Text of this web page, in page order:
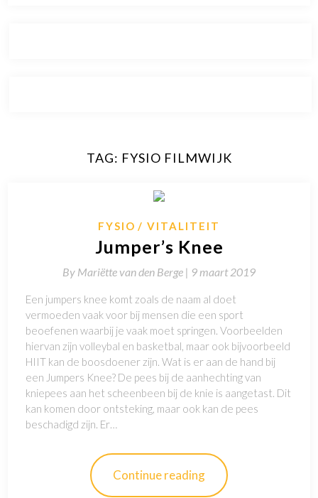
TAG: FYSIO FILMWIJK
FYSIO VITALITEIT
Jumper’s Knee
By Mariëtte van den Berge | 9 maart 2019
Een jumpers knee komt zoals de naam al doet
vermoeden vaak voor bij mensen die een sport
beoefenen waarbij je vaak moet springen. Voorbeelden
hiervan zijn volleybal en basketbal, maar ook bijvoorbeeld
HIIT kan de boosdoener zijn. Wat is er aan de hand bij
een Jumpers Knee? De pees bij de aanhechting van
kniepees aan het scheenbeen bij de knie is aangetast. Dit
kan komen door ontsteking, maar ook kan de pees
beschadigd zijn. Er…
Continue reading